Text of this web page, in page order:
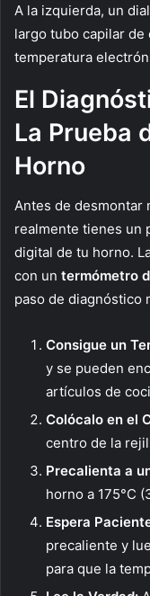
A la izquierda, un
largo tubo capilar de
temperatura
El
La Prueba
Horno
Antes de desmontar
realmente tienes un
digital de tu horno.
con un termómetro
paso de diagnóstico
Consigue un
y se pueden
artículos de
Colócalo en el
centro de la
Precalienta a
horno a 175°C
Espera
precaliente y
para que la